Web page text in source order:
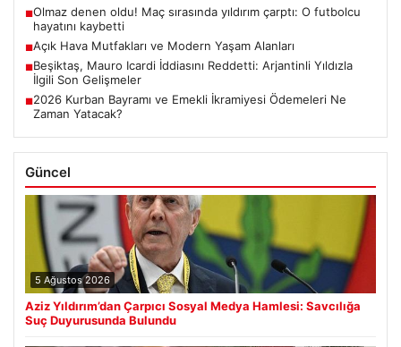
■Olmaz denen oldu! Maç sırasında yıldırım çarptı: O futbolcu
hayatını kaybetti
■Açık Hava Mutfakları ve Modern Yaşam Alanları
■Beşiktaş, Mauro Icardi İddiasını Reddetti: Arjantinli Yıldızla
İlgili Son Gelişmeler
■2026 Kurban Bayramı ve Emekli İkramiyesi Ödemeleri Ne
Zaman Yatacak?
Güncel
5 Ağustos 2026
Aziz Yıldırım’dan Çarpıcı Sosyal Medya Hamlesi: Savcılığa
Suç Duyurusunda Bulundu